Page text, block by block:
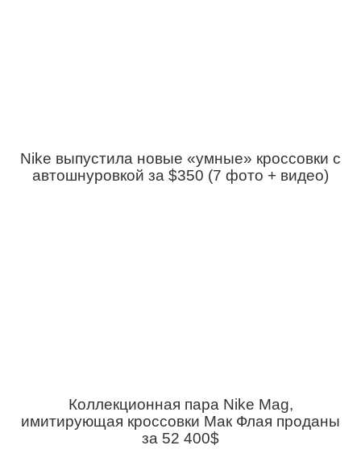
Nike выпустила новые «умные» кроссовки с
автошнуровкой за $350 (7 фото + видео)
Коллекционная пара Nike Mag,
имитирующая кроссовки Мак Флая проданы
за 52 400$